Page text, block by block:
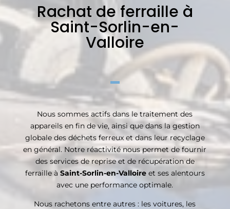
Rachat de ferraille à
Saint-Sorlin-en-
Valloire
Nous sommes actifs dans le traitement des
appareils en fin de vie, ainsi que dans la gestion
globale des déchets ferreux et dans leur recyclage
en général. Notre réactivité nous permet de fournir
des services de reprise et de récupération de
ferraille à Saint-Sorlin-en-Valloireet ses alentours
avec une performance optimale.
Nous rachetons entre autres : les voitures, les